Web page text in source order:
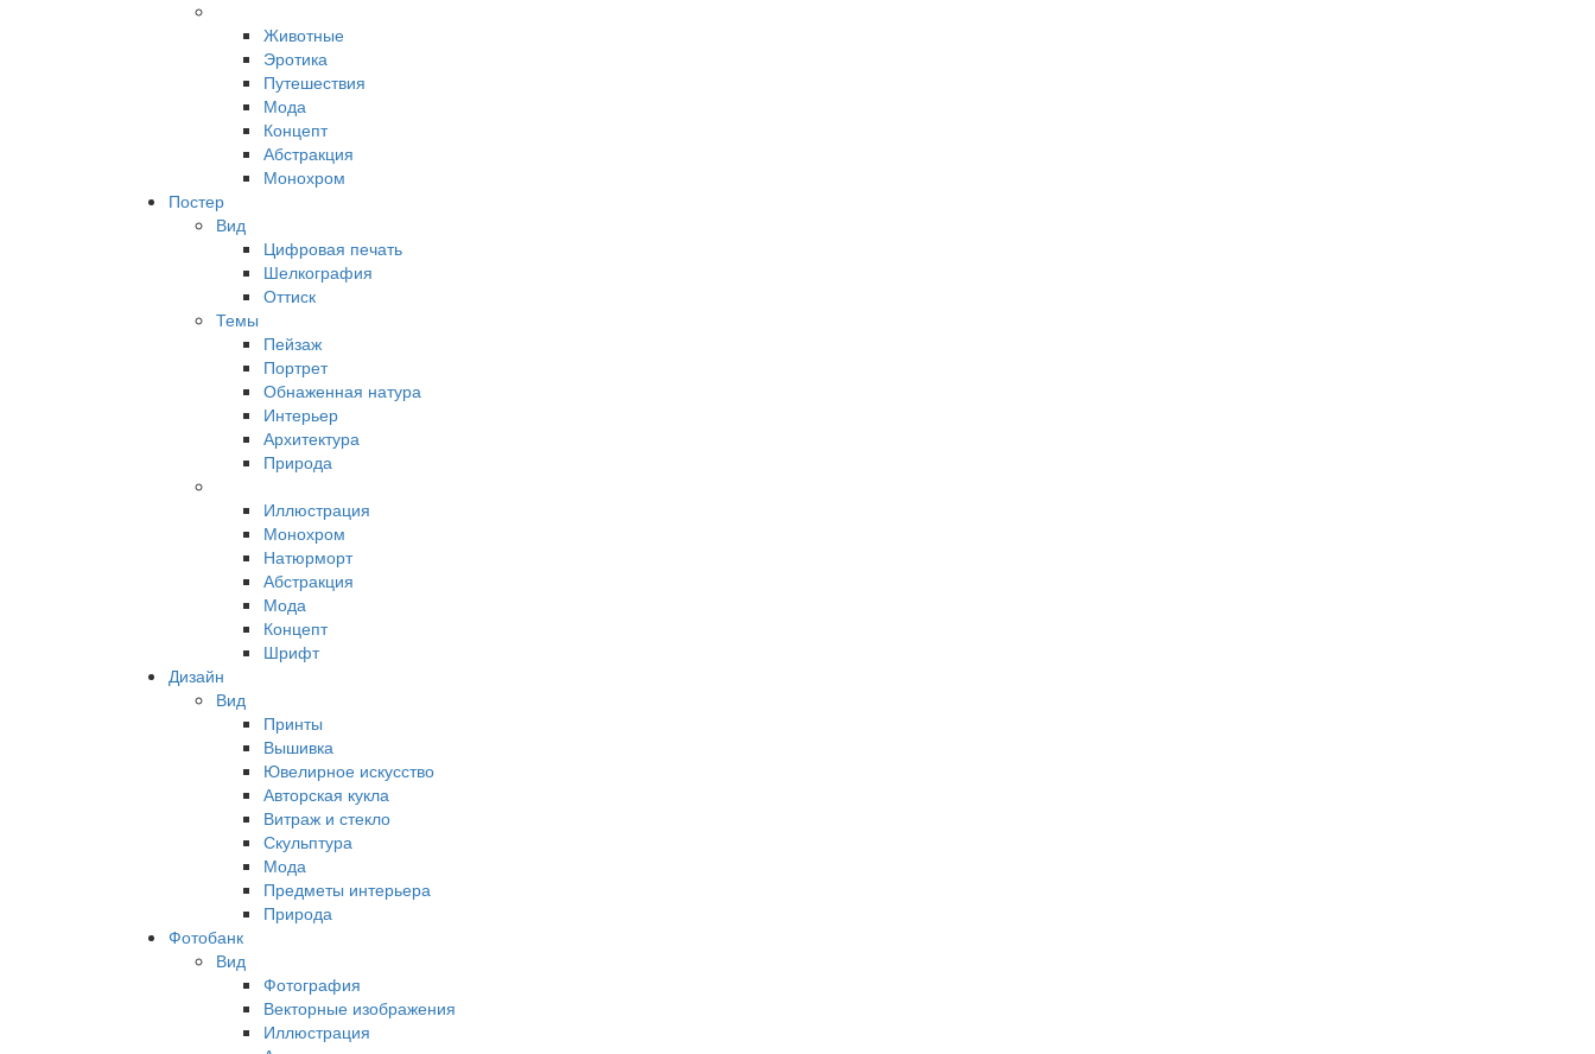
Животные
Эротика
Путешествия
Мода
Концепт
Абстракция
Монохром
Постер
Вид
Цифровая печать
Шелкография
Оттиск
Темы
Пейзаж
Портрет
Обнаженная натура
Интерьер
Архитектура
Природа
Иллюстрация
Монохром
Натюрморт
Абстракция
Мода
Концепт
Шрифт
Дизайн
Вид
Принты
Вышивка
Ювелирное искусство
Авторская кукла
Витраж и стекло
Скульптура
Мода
Предметы интерьера
Природа
Фотобанк
Вид
Фотография
Векторные изображения
Иллюстрация